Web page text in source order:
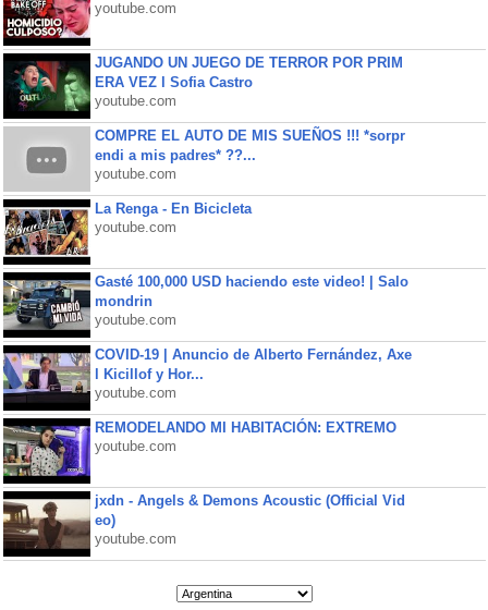
youtube.com
JUGANDO UN JUEGO DE TERROR POR PRIM
ERA VEZ l Sofia Castro
youtube.com
COMPRE EL AUTO DE MIS SUEÑOS !!! *sorpr
endi a mis padres* ??...
youtube.com
La Renga - En Bicicleta
youtube.com
Gasté 100,000 USD haciendo este video! | Salo
mondrin
youtube.com
COVID-19 | Anuncio de Alberto Fernández, Axe
l Kicillof y Hor...
youtube.com
REMODELANDO MI HABITACIÓN: EXTREMO
youtube.com
jxdn - Angels & Demons Acoustic (Official Vid
eo)
youtube.com